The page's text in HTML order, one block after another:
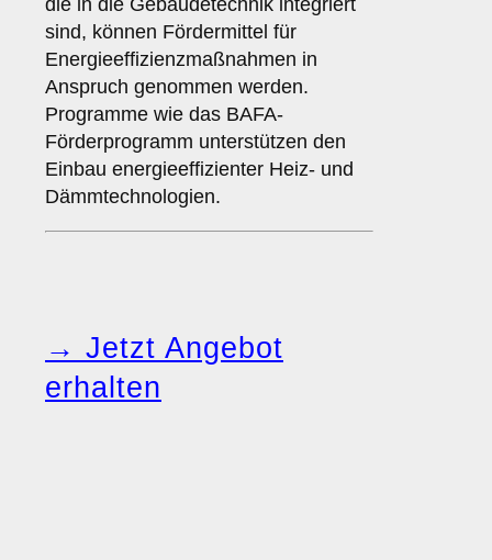
die in die Gebäudetechnik integriert
sind, können Fördermittel für
Energieeffizienzmaßnahmen in
Anspruch genommen werden.
Programme wie das BAFA-
Förderprogramm unterstützen den
Einbau energieeffizienter Heiz- und
Dämmtechnologien.
→ Jetzt Angebot
erhalten